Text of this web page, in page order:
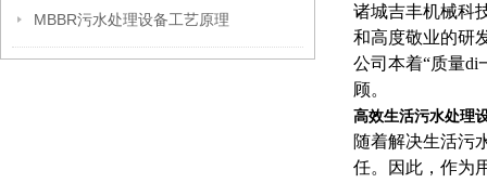
MBBR污水处理设备工艺原理
诸城吉丰机械科
和高度敬业的研
公司本着“质量di
顾。
高效生活污水处理
随着解决生活污
任。因此，作为